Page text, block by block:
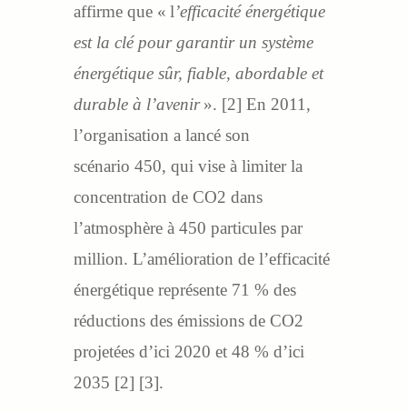
affirme que « l’efficacité énergétique
est la clé pour garantir un système
énergétique sûr, fiable, abordable et
durable à l’avenir». [2] En 2011,
l’organisation a lancé son
scénario 450, qui vise à limiter la
concentration de CO2 dans
l’atmosphère à 450 particules par
million. L’amélioration de l’efficacité
énergétique représente 71 % des
réductions des émissions de CO2
projetées d’ici 2020 et 48 % d’ici
2035 [2] [3].